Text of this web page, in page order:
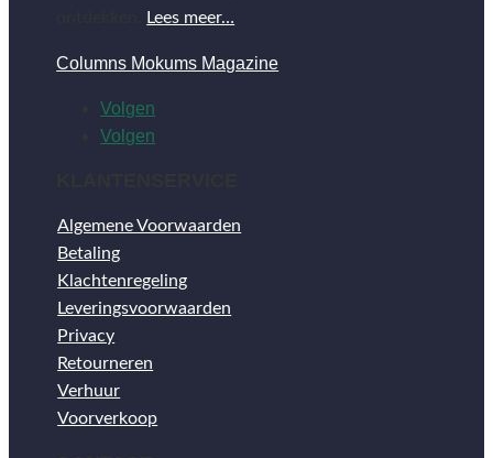
Lees meer…
Columns Mokums Magazine
Volgen
Volgen
Algemene Voorwaarden
Betaling
Klachtenregeling
Leveringsvoorwaarden
Privacy
Retourneren
Verhuur
Voorverkoop